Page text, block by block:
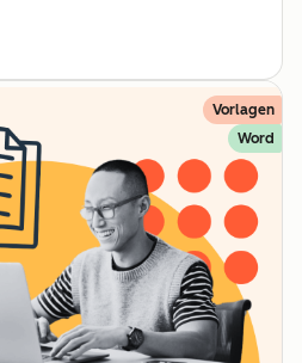
Vorlagen
Word